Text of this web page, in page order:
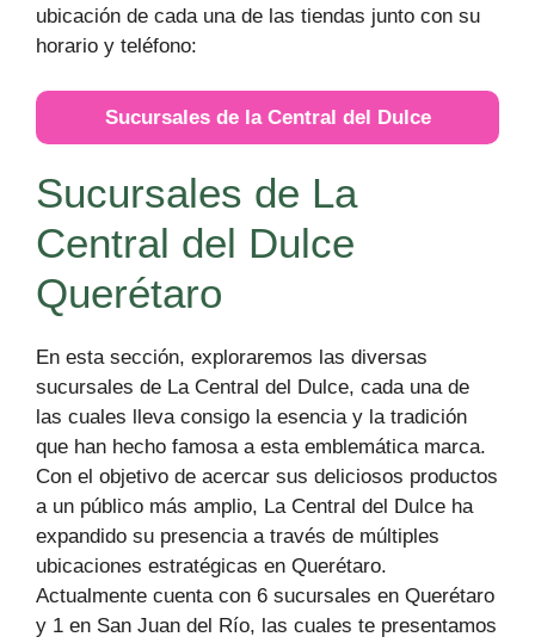
ubicación de cada una de las tiendas junto con su
horario y teléfono:
Sucursales de la Central del Dulce
Sucursales de La
Central del Dulce
Querétaro
En esta sección, exploraremos las diversas
sucursales de La Central del Dulce, cada una de
las cuales lleva consigo la esencia y la tradición
que han hecho famosa a esta emblemática marca.
Con el objetivo de acercar sus deliciosos productos
a un público más amplio, La Central del Dulce ha
expandido su presencia a través de múltiples
ubicaciones estratégicas en Querétaro.
Actualmente cuenta con 6 sucursales en Querétaro
y 1 en San Juan del Río, las cuales te presentamos